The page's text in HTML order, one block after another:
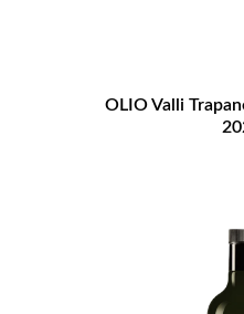
OLIO Valli